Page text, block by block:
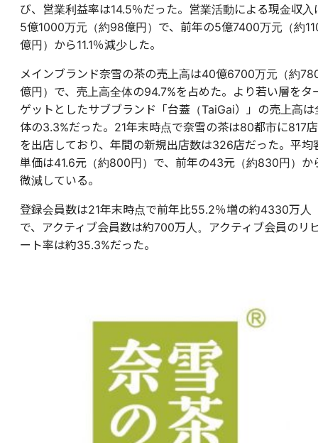
び、営業利益率は14.5％だった。営業活動による現金収入
5億1000万元（約98億円）で、前年の5億7400万元（約
億円）から11.1％減少した。
メインブランド奈雪の茶の売上高は40億6700万元（約
億円）で、売上高全体の94.7%を占めた。より若い層をタ
ゲットとしたサブブランド「台蓋（TaiGai）」の売上高は
体の3.3%だった。21年末時点で奈雪の茶は80都市に817店
を出店しており、年間の新規出店数は326店だった。平均
単価は41.6元（約800円）で、前年の43元（約830円）か
微減している。
登録会員数は21年末時点で前年比55.2％増の約4330万人
で、アクティブ会員数は約700万人。アクティブ会員のリ
ート率は約35.3%だった。